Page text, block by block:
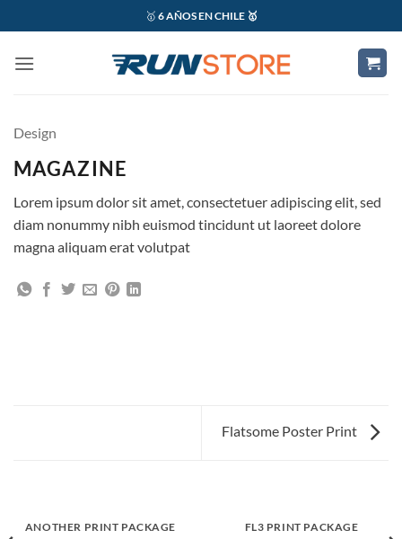
al
contenido
🥇 6 AÑOS EN CHILE 🥇
Design
MAGAZINE
Lorem ipsum dolor sit amet, consectetuer adipiscing elit, sed
diam nonummy nibh euismod tincidunt ut laoreet dolore
magna aliquam erat volutpat
Flatsome Poster Print
ANOTHER PRINT PACKAGE FL3 PRINT PACKAGE